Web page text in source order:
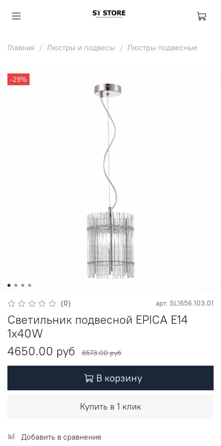
Главная Люстры и подвесы Люстры подвесные
-29%
(0) арт. SL1656.103.01
Светильник подвесной EPICA E14
1х40W
4650.00 руб
6573.00 руб
В корзину
Купить в 1 клик
Добавить в сравнение